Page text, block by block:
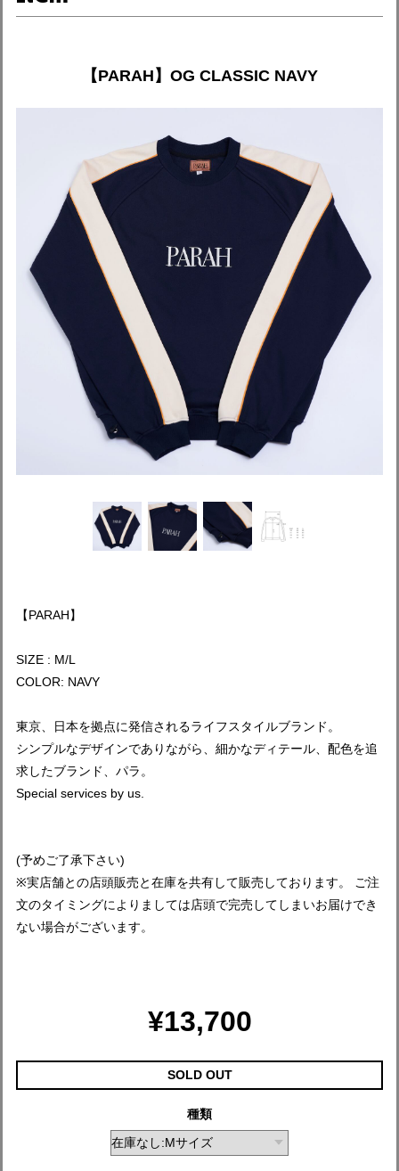
【PARAH】OG CLASSIC NAVY
【PARAH】
SIZE : M/L
COLOR: NAVY
東京、日本を拠点に発信されるライフスタイルブランド。
シンプルなデザインでありながら、細かなディテール、配色を追
求したブランド、パラ。
Special services by us.
(予めご了承下さい)
※実店舗との店頭販売と在庫を共有して販売しております。 ご注
文のタイミングによりましては店頭で完売してしまいお届けでき
ない場合がございます。
¥13,700
SOLD OUT
種類